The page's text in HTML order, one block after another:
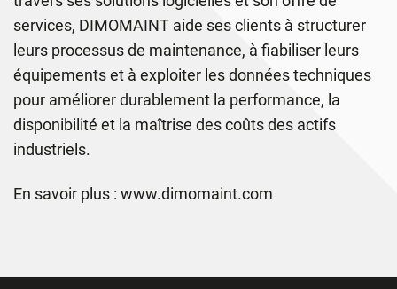
services, DIMOMAINT aide ses clients à structurer
leurs processus de maintenance, à fiabiliser leurs
équipements et à exploiter les données techniques
pour améliorer durablement la performance, la
disponibilité et la maîtrise des coûts des actifs
industriels.
En savoir plus : www.dimomaint.com